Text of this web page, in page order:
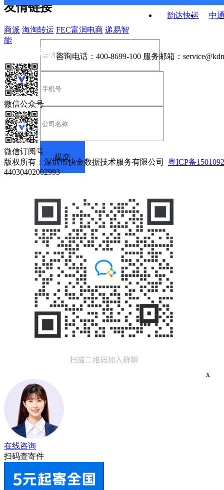
韵达快运
中
友情链接
商派 海淘转运 FEC富润电商 递易智
能
咨询电话： 400-8699-100 服务邮箱：
微信公众号
微信订阅号
版权所有：深圳市快金数据技术服务有限公司 粤ICP备
44030402002993
x
在线咨询
扫码查寄件